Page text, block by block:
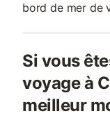
bord de mer de
Si vous
voyage à
meilleur